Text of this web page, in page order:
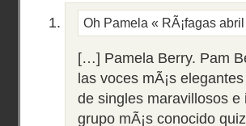
Oh Pamela « RÃ¡fagas
[…] Pamela Berry. Pam
las voces mÃ¡s
de singles maravillosos
grupo mÃ¡s conocido